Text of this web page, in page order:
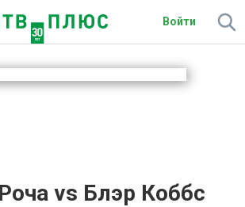
Войти
vs Блэр Коббс